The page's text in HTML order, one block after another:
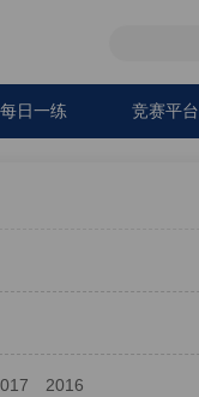
每日一练 竞赛平台
2016